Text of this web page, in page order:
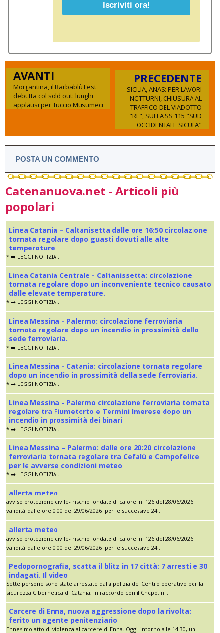
AVANTI
Morgantina, il Barbablù Fest
debutta col sold out: lunghi
applausi per Tuccio Musumeci
PRECEDENTE
SICILIA, ANAS: PER LAVORI
NOTTURNI, CHIUSURA AL
TRAFFICO DEL VIADOTTO
"RE", SULLA SS 115 "SUD
OCCIDENTALE SICULA"
POSTA UN COMMENTO
Catenanuova.net - Articoli più
popolari
Linea Catania – Caltanisetta dalle ore 16:50 circolazione
tornata regolare dopo guasti dovuti alle alte
temperature
* ➡️ LEGGI NOTIZIA...
Linea Catania Centrale - Caltanissetta: circolazione
tornata regolare dopo un inconveniente tecnico causato
dalle elevate temperature.
* ➡️ LEGGI NOTIZIA...
Linea Messina - Palermo: circolazione ferroviaria
tornata regolare dopo un incendio in prossimità della
sede ferroviaria.
* ➡️ LEGGI NOTIZIA...
Linea Messina - Catania: circolazione tornata regolare
dopo un incendio in prossimità della sede ferroviaria.
* ➡️ LEGGI NOTIZIA...
Linea Messina - Palermo circolazione ferroviaria tornata
regolare tra Fiumetorto e Termini Imerese dopo un
incendio in prossimità dei binari
* ➡️ LEGGI NOTIZIA...
Linea Messina – Palermo: dalle ore 20:20 circolazione
ferroviaria tornata regolare tra Cefalù e Campofelice
per le avverse condizioni meteo
* ➡️ LEGGI NOTIZIA...
allerta meteo
avviso protezione civile- rischio ondate di calore n. 126 del 28/06/2026
validità' dalle ore 0.00 del 29/06/2026 per le successive 24...
allerta meteo
avviso protezione civile- rischio ondate di calore n. 126 del 28/06/2026
validità' dalle ore 0.00 del 29/06/2026 per le successive 24...
Pedopornografia, scatta il blitz in 17 città: 7 arresti e 30
indagati. Il video
Sette persone sono state arrestate dalla polizia del Centro operativo per la
sicurezza Cibernetica di Catania, in raccordo con il Cncpo, n...
Carcere di Enna, nuova aggressione dopo la rivolta:
ferito un agente penitenziario
Ennesimo atto di violenza al carcere di Enna. Oggi, intorno alle 14.30, un